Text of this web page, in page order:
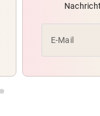
E-Mail